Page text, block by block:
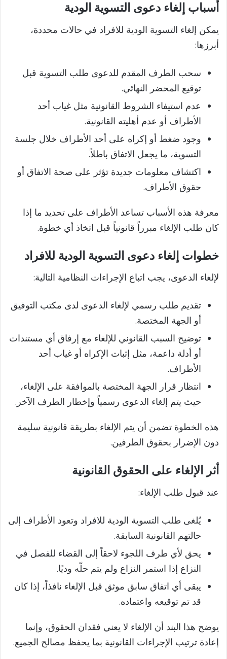
أسباب إلغاء دعوى التسوية الودية
يمكن إلغاء التسوية الودية للافراد في حالات محددة،
أبرزها:
سحب الطرف المقدم للدعوى طلب التسوية قبل
توقيع المحضر النهائي.
عدم استيفاء الشروط القانونية مثل غياب أحد
الأطراف أو عدم أهليته القانونية.
وجود ضغط أو إكراه على أحد الأطراف خلال جلسة
التسوية، ما يجعل الاتفاق باطلاً.
اكتشاف معلومات جديدة تؤثر على صحة الاتفاق أو
حقوق الأطراف.
معرفة هذه الأسباب تساعد الأطراف على تحديد ما إذا
كان طلب الإلغاء مبرراً قانونياً قبل اتخاذ أي خطوة.
خطوات إلغاء دعوى التسوية الودية للافراد
لإلغاء الدعوى، يجب اتباع الإجراءات النظامية التالية:
تقديم طلب رسمي لإلغاء الدعوى لدى مكتب التوفيق
أو الجهة المختصة.
توضيح السبب القانوني للإلغاء مع إرفاق أي مستندات
أو أدلة داعمة، مثل إثبات الإكراه أو غياب أحد
الأطراف.
انتظار قرار الجهة المختصة بالموافقة على الإلغاء،
حيث يتم إلغاء الدعوى رسمياً وإخطار الطرف الآخر.
هذه الخطوة تضمن أن يتم الإلغاء بطريقة قانونية سليمة
دون الإضرار بحقوق الطرفين.
أثر الإلغاء على الحقوق القانونية
عند قبول طلب الإلغاء:
يُلغى طلب التسوية الودية للافراد وتعود الأطراف إلى
حالتهم القانونية السابقة.
يحق لأي طرف اللجوء لاحقاً إلى القضاء للفصل في
النزاع إذا استمر النزاع ولم يتم حلّه وديًا.
يبقى أي اتفاق سابق موثق قبل الإلغاء نافذاً، إذا كان
قد تم توقيعه واعتماده.
يوضح هذا البند أن الإلغاء لا يعني فقدان الحقوق، وإنما
إعادة ترتيب الإجراءات القانونية بما يحفظ مصالح الجميع.